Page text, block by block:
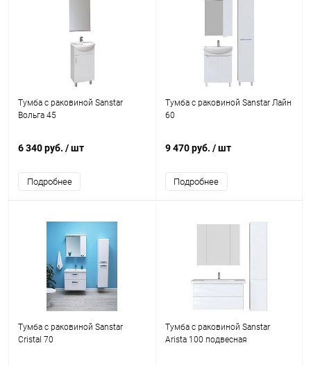
Тумба с раковиной Sanstar
Вольга 45
6 340 руб. / шт
Подробнее
Тумба с раковиной Sanstar Лайн
60
9 470 руб. / шт
Подробнее
Тумба с раковиной Sanstar
Cristal 70
Тумба с раковиной Sanstar
Arista 100 подвесная